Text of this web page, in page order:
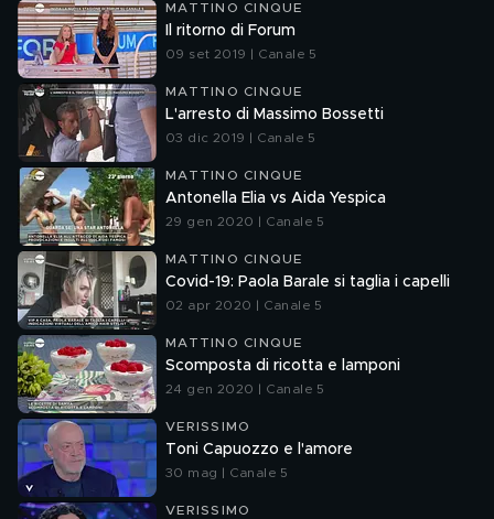
MATTINO CINQUE
Il ritorno di Forum
09 set 2019 | Canale 5
MATTINO CINQUE
L'arresto di Massimo Bossetti
03 dic 2019 | Canale 5
MATTINO CINQUE
Antonella Elia vs Aida Yespica
29 gen 2020 | Canale 5
MATTINO CINQUE
Covid-19: Paola Barale si taglia i capelli
02 apr 2020 | Canale 5
MATTINO CINQUE
Scomposta di ricotta e lamponi
24 gen 2020 | Canale 5
VERISSIMO
Toni Capuozzo e l'amore
30 mag | Canale 5
VERISSIMO